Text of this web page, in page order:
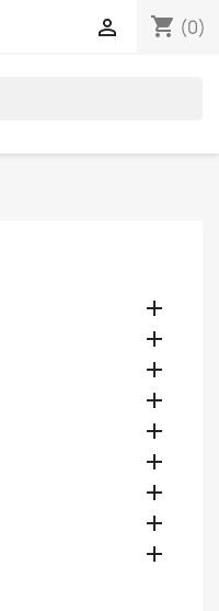
shopping_cart (0)









